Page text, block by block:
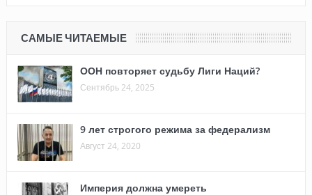
САМЫЕ ЧИТАЕМЫЕ
ООН повторяет судьбу Лиги Наций?
Сентябрь 24, 2025
9 лет строгого режима за федерализм
Август 24, 2020
Империя должна умереть